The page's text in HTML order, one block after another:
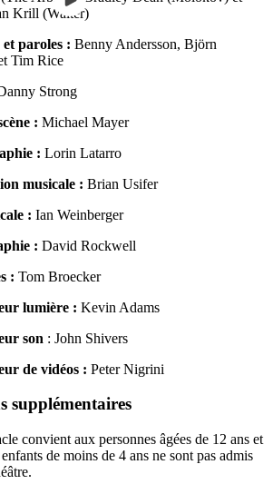
Krill (Walter)
paroles : Benny Andersson, Björn
Tim Rice
Strong
: Michael Mayer
: Lorin Latarro
musicale : Brian Usifer
: Ian Weinberger
: David Rockwell
: Tom Broecker
lumière : Kevin Adams
son : John Shivers
de vidéos : Peter Nigrini
supplémentaires
convient aux personnes âgées de 12 ans et
de moins de 4 ans ne sont pas admis